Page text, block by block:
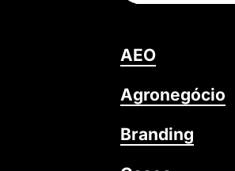
AEO
Agronegócio
Branding